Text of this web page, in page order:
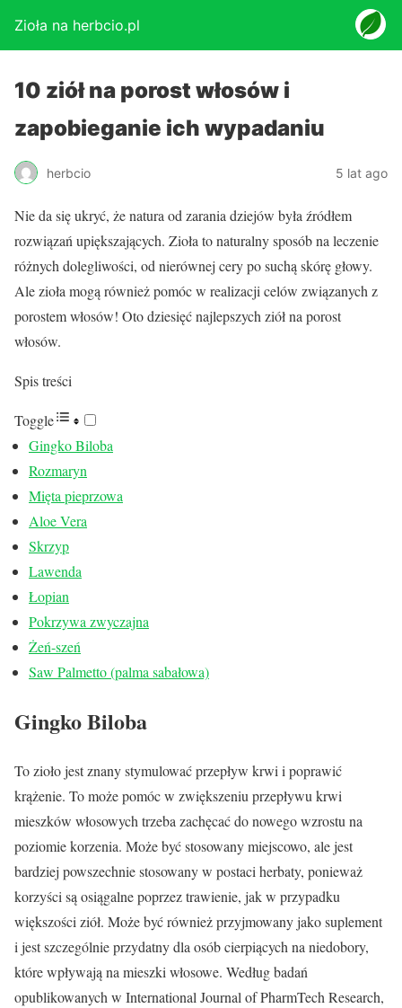
Zioła na herbcio.pl
10 ziół na porost włosów i
zapobieganie ich wypadaniu
herbcio 5 lat ago
Nie da się ukryć, że natura od zarania dziejów była źródłem
rozwiązań upiększających. Zioła to naturalny sposób na leczenie
różnych dolegliwości, od nierównej cery po suchą skórę głowy.
Ale zioła mogą również pomóc w realizacji celów związanych z
porostem włosów! Oto dziesięć najlepszych ziół na porost
włosów.
Spis treści
Toggle
Gingko Biloba
Rozmaryn
Mięta pieprzowa
Aloe Vera
Skrzyp
Lawenda
Łopian
Pokrzywa zwyczajna
Żeń-szeń
Saw Palmetto (palma sabałowa)
Gingko Biloba
To zioło jest znany stymulować przepływ krwi i poprawić
krążenie. To może pomóc w zwiększeniu przepływu krwi
mieszków włosowych trzeba zachęcać do nowego wzrostu na
poziomie korzenia. Może być stosowany miejscowo, ale jest
bardziej powszechnie stosowany w postaci herbaty, ponieważ
korzyści są osiągalne poprzez trawienie, jak w przypadku
większości ziół. Może być również przyjmowany jako suplement
i jest szczególnie przydatny dla osób cierpiących na niedobory,
które wpływają na mieszki włosowe. Według badań
opublikowanych w International Journal of PharmTech Research,